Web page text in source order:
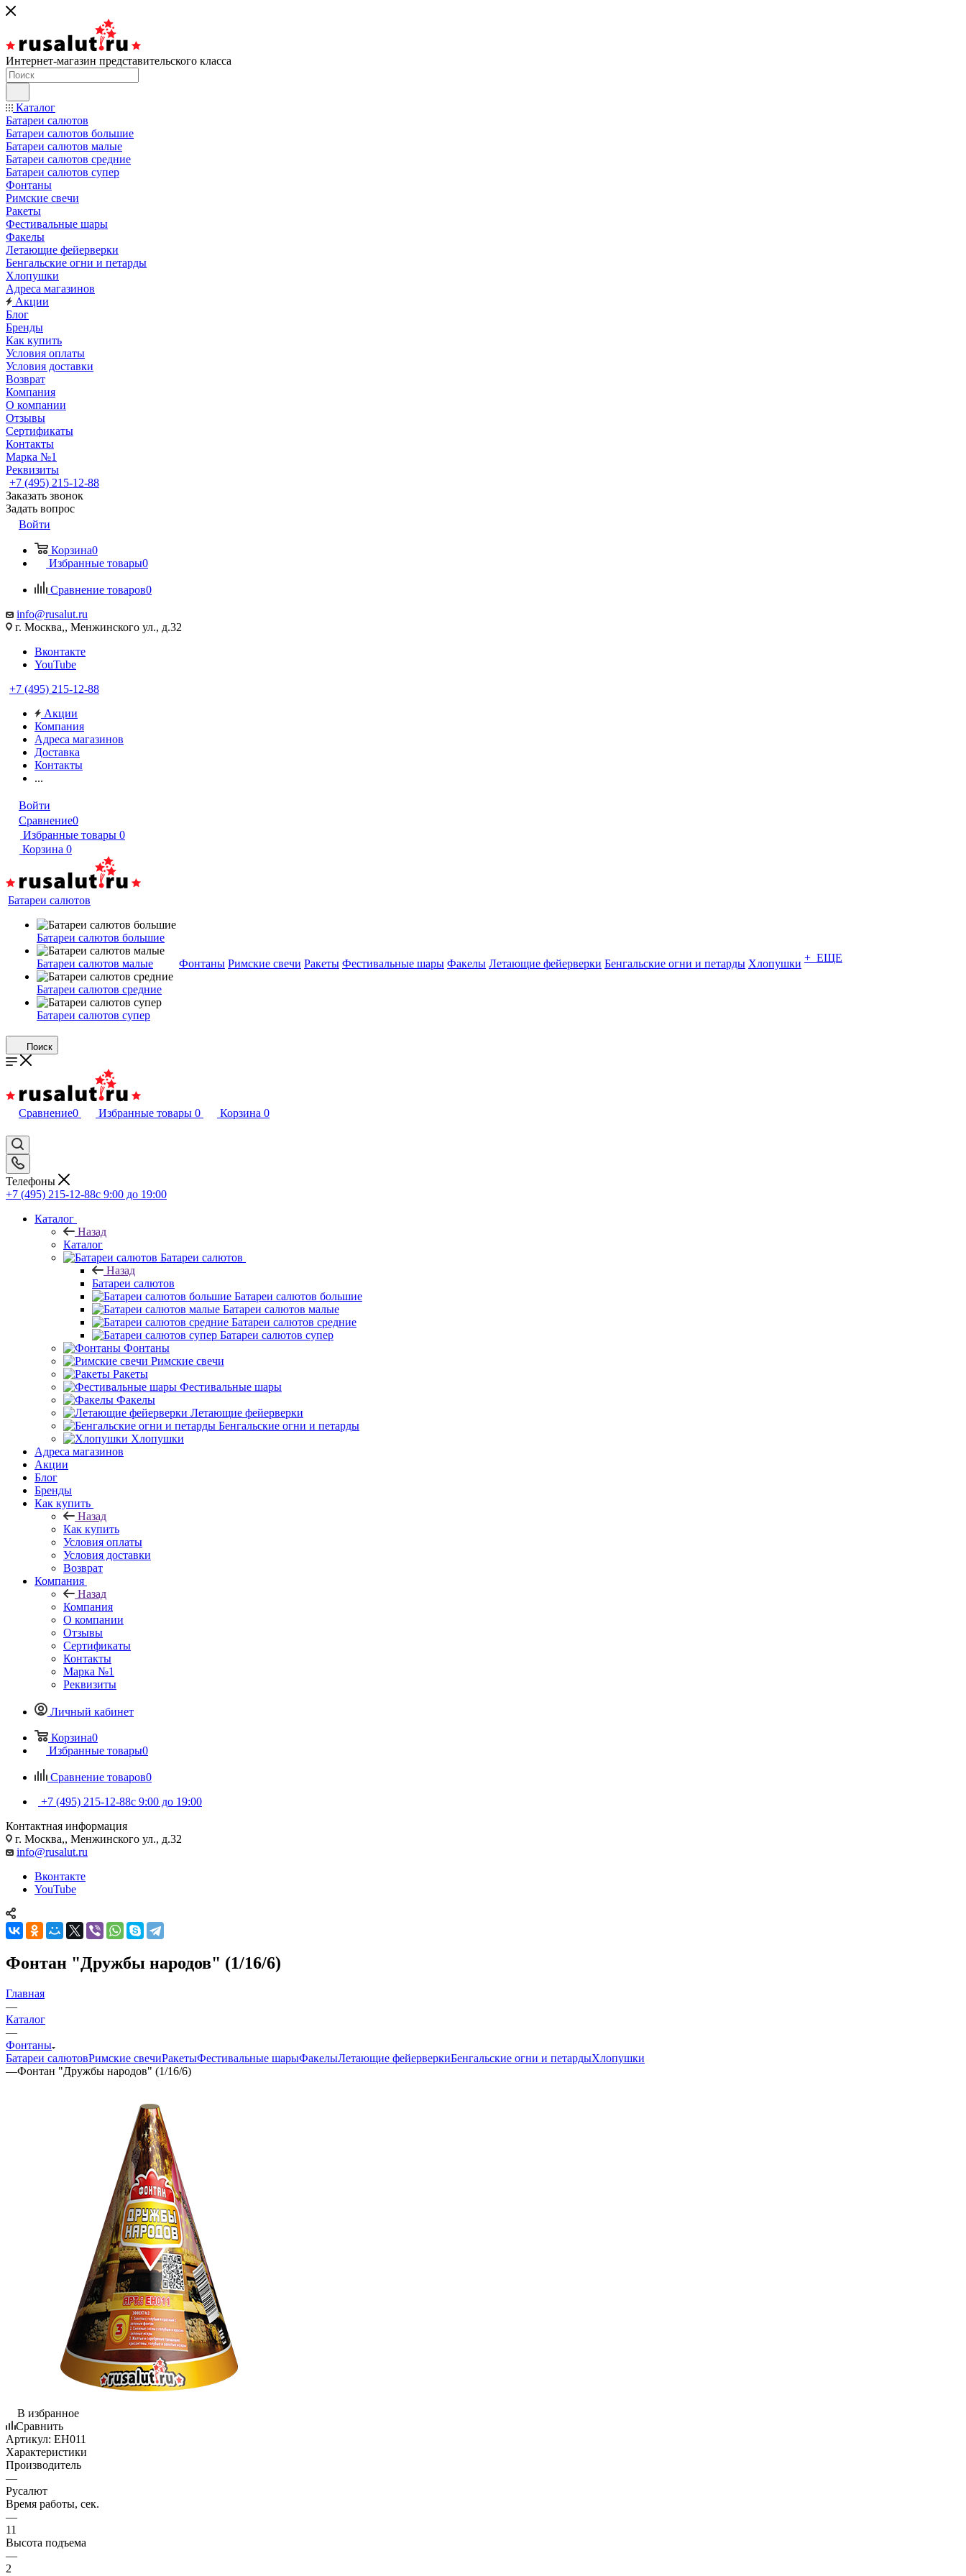
Интернет-магазин представительского класса
Каталог
Батареи салютов
Батареи салютов большие
Батареи салютов малые
Батареи салютов средние
Батареи салютов супер
Фонтаны
Римские свечи
Ракеты
Фестивальные шары
Факелы
Летающие фейерверки
Бенгальские огни и петарды
Хлопушки
Адреса магазинов
Акции
Блог
Бренды
Как купить
Условия оплаты
Условия доставки
Возврат
Компания
О компании
Отзывы
Сертификаты
Контакты
Марка №1
Реквизиты
+7 (495) 215-12-88
Заказать звонок
Задать вопрос
Войти
Корзина0
Избранные товары0
Сравнение товаров0
info@rusalut.ru
г. Москва,, Менжинского ул., д.32
Вконтакте
YouTube
+7 (495) 215-12-88
Акции
Компания
Адреса магазинов
Доставка
Контакты
...
Войти
Сравнение0
Избранные товары 0
Корзина 0
Батареи салютов
Батареи салютов большие
Батареи салютов малые
Батареи салютов средние
Батареи салютов супер
Фонтаны Римские свечи Ракеты Фестивальные шары Факелы Летающие фейерверки Бенгальские огни и петарды Хлопушки + ЕЩЕ
Поиск
Сравнение0 Избранные товары 0 Корзина 0
Телефоны
+7 (495) 215-12-88c 9:00 до 19:00
Каталог
Назад
Каталог
Батареи салютов
Назад
Батареи салютов
Батареи салютов большие
Батареи салютов малые
Батареи салютов средние
Батареи салютов супер
Фонтаны
Римские свечи
Ракеты
Фестивальные шары
Факелы
Летающие фейерверки
Бенгальские огни и петарды
Хлопушки
Адреса магазинов
Акции
Блог
Бренды
Как купить
Назад
Как купить
Условия оплаты
Условия доставки
Возврат
Компания
Назад
Компания
О компании
Отзывы
Сертификаты
Контакты
Марка №1
Реквизиты
Личный кабинет
Корзина0
Избранные товары0
Сравнение товаров0
+7 (495) 215-12-88c 9:00 до 19:00
Контактная информация
г. Москва,, Менжинского ул., д.32
info@rusalut.ru
Вконтакте
YouTube
Фонтан "Дружбы народов" (1/16/6)
Главная
—
Каталог
—
Фонтаны
Батареи салютовРимские свечиРакетыФестивальные шарыФакелыЛетающие фейерверкиБенгальские огни и петардыХлопушки
—Фонтан "Дружбы народов" (1/16/6)
В избранное
Сравнить
Артикул: EH011
Характеристики
Производитель
—
Русалют
Время работы, сек.
—
11
Высота подъема
—
2